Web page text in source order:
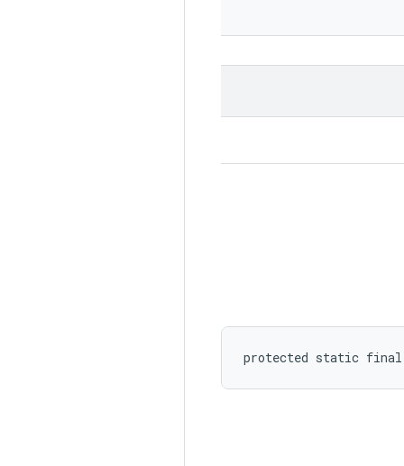
protected static final